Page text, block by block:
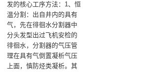
发的核心工序方法：1、恒
温分割：出自井内的具有
气，先在徘徊水分割器中
分头发型出过飞机安检的
徘徊水，分割器的气压管
理在具有气倒置凝析气压
上面，慎防烃类凝析。其